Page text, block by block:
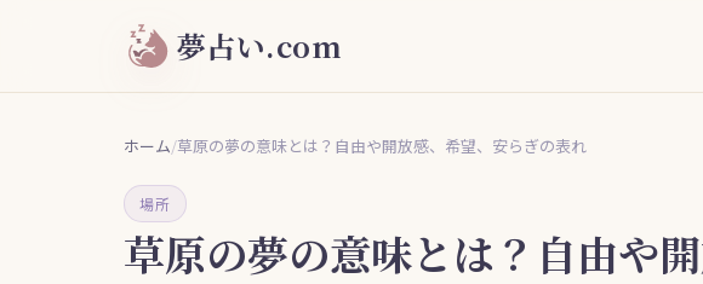
夢占い.com
ホーム/草原の夢の意味とは？自由や開放感、希望、安らぎの表れ
場所
草原の夢の意味とは？自由や